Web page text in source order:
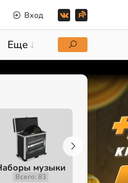
Вход
Еще
музыки
Всего: 83